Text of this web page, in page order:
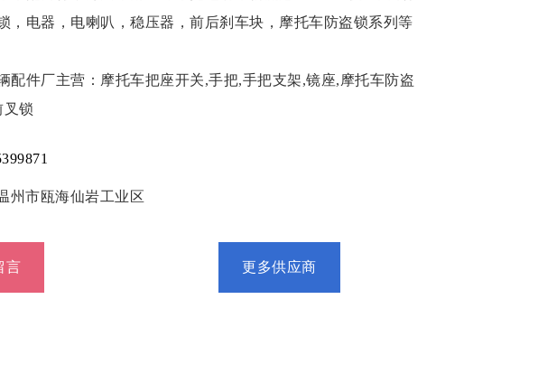
，电器，电喇叭，稳压器，前后刹车块，摩托车防盗锁系列等
配件厂主营：摩托车把座开关,手把,手把支架,镜座,摩托车防盗
叉锁
州市瓯海仙岩工业区
言 更多供应商